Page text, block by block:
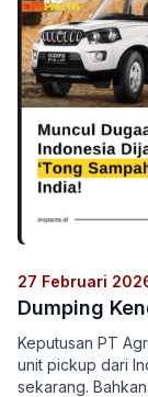
27 Februari
Dumping
Keputusan PT
unit pickup dari
sekarang.